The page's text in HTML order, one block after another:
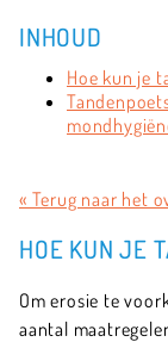
INHOUD
Hoe kun je
« Terug naar het
HOE KUN JE
Om erosie te
aantal